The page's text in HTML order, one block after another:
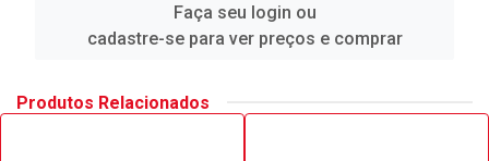
Faça seu login ou
cadastre-se para ver preços e comprar
Produtos Relacionados